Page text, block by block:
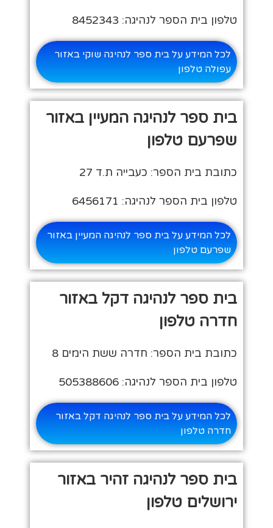
טלפון בית הספר לנהיגה: 8452343
לכל המידע על בית ספר לנהיגה שוקי באזור
עפולה טלפון
בית ספר לנהיגה המעיין באזור
שפרעם טלפון
כתובת בית הספר: כעבייה ת.ד 27
טלפון בית הספר לנהיגה: 6456171
לכל המידע על בית ספר לנהיגה המעיין באזור
שפרעם טלפון
בית ספר לנהיגה דקל באזור
חדרה טלפון
כתובת בית הספר: חדרה ששת הימים 8
טלפון בית הספר לנהיגה: 505388606
לכל המידע על בית ספר לנהיגה דקל באזור
חדרה טלפון
בית ספר לנהיגה זהיר באזור
ירושלים טלפון